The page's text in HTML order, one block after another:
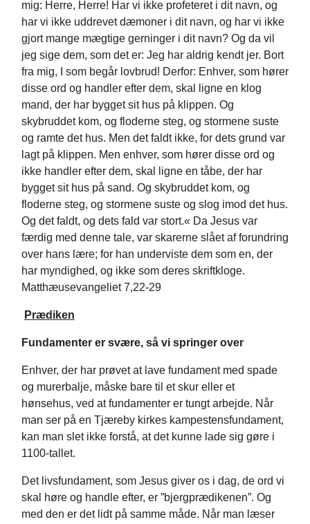
mig: Herre, Herre! Har vi ikke profeteret i dit navn, og
har vi ikke uddrevet dæmoner i dit navn, og har vi ikke
gjort mange mægtige gerninger i dit navn? Og da vil
jeg sige dem, som det er: Jeg har aldrig kendt jer. Bort
fra mig, I som begår lovbrud! Derfor: Enhver, som hører
disse ord og handler efter dem, skal ligne en klog
mand, der har bygget sit hus på klippen. Og
skybruddet kom, og floderne steg, og stormene suste
og ramte det hus. Men det faldt ikke, for dets grund var
lagt på klippen. Men enhver, som hører disse ord og
ikke handler efter dem, skal ligne en tåbe, der har
bygget sit hus på sand. Og skybruddet kom, og
floderne steg, og stormene suste og slog imod det hus.
Og det faldt, og dets fald var stort.« Da Jesus var
færdig med denne tale, var skarerne slået af forundring
over hans lære; for han underviste dem som en, der
har myndighed, og ikke som deres skriftkloge.
Matthæusevangeliet 7,22-29
Prædiken
Fundamenter er svære, så vi springer over
Enhver, der har prøvet at lave fundament med spade
og murerbalje, måske bare til et skur eller et
hønsehus, ved at fundamenter er tungt arbejde. Når
man ser på en Tjæreby kirkes kampestensfundament,
kan man slet ikke forstå, at det kunne lade sig gøre i
1100-tallet.
Det livsfundament, som Jesus giver os i dag, de ord vi
skal høre og handle efter, er ”bjergprædikenen”. Og
med den er det lidt på samme måde. Når man læser